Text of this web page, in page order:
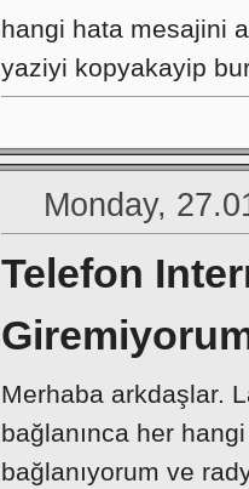
hangi hata mesajini
yaziyi kopyakayip
Monday,
Telefon
Merhaba arkdaşlar.
bağlanınca her
bağlanıyorum ve